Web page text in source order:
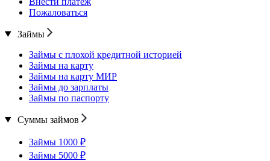
Пожаловаться
Займы
Займы с плохой кредитной историей
Займы на карту
Займы на карту МИР
Займы до зарплаты
Займы по паспорту
Суммы займов
Займы 1000 ₽
Займы 5000 ₽